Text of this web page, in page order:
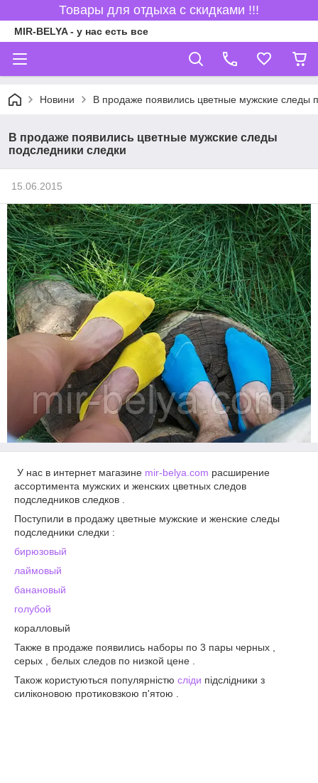
Товары для отдыха с скидками !!!
MIR-BELYA - у нас есть все
Новини В продаже появились цветные мужские следы
В продаже появились цветные мужские следы
подследники следки
15.06.2015
У нас в интернет магазине mir-belya.com​ расширение
ассортимента мужских и женских цветных следов
подследников следков .
Поступили в продажу цветные мужские и женские следы
подследники следки :
бирюзовый
лаймовый
банановый
голубой
коралловый
Также в продаже появились наборы по 3 пары черных ,
серых , белых следов по низкой цене .
Також користуються популярністю сліди підслідники з
силіконовою протиковзкою п'ятою .